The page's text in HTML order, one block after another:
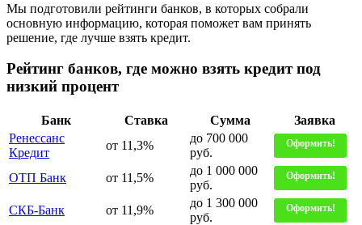
Мы подготовили рейтинги банков, в которых собрали
основную информацию, которая поможет вам принять
решение, где лучше взять кредит.
Рейтинг банков, где можно взять кредит под
низкий процент
Банк Ставка Сумма
Заявка
Ренессанс
Кредит
от 11,3%
до 700 000
руб.
Оформить!
ОТП Банк от 11,5%
до 1 000 000
руб.
Оформить!
СКБ-Банк от 11,9%
до 1 300 000
руб.
Оформить!